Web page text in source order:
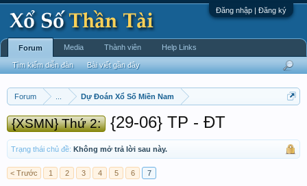
Đăng nhập | Đăng ký
Forum Dự Đoán Xổ Số Miền Nam
{XSMN} Thứ 2: {29-06} TP - ĐT
Trạng thái chủ đề: Không mở trả lời sau này.
< Trước 1 2 3 4 5 6 7
Forum
Tìm kiếm diễn đàn Bài viết gần đây
Media Thành viên Help Links